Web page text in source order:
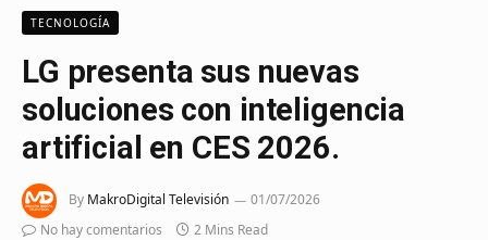
TECNOLOGÍA
LG presenta sus nuevas
soluciones con inteligencia
artificial en CES 2026.
By MakroDigital Televisión
01/07/2026
No hay comentarios
2 Mins Read